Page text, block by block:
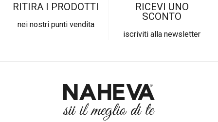
RITIRA I PRODOTTI
nei nostri punti vendita
RICEVI UNO
SCONTO
iscriviti alla newsletter